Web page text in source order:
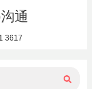
通
3617